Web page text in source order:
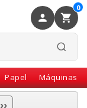
0
Papel Máquinas
››